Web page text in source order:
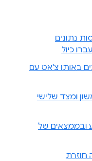
נתונים
באותו צ'אט עם
ומצד שלישי
ובממצאים של
חוזרת